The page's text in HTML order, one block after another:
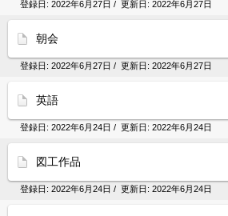
登録日: 2022年6月27日 / 更新日: 2022年6月27日
朝会
登録日: 2022年6月27日 / 更新日: 2022年6月27日
英語
登録日: 2022年6月24日 / 更新日: 2022年6月24日
図工作品
登録日: 2022年6月24日 / 更新日: 2022年6月24日